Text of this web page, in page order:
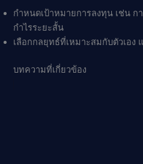
กำหนดเป้าหมายการลงทุน เช่น ก
กำไรระยะสั้น
เลือกกลยุทธ์ที่เหมาะสมกับตัวเอง
บทความที่เกี่ยวข้อง